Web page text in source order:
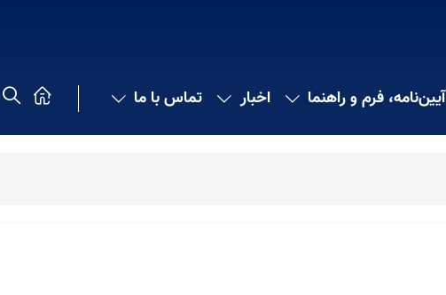
آیین‌نامه، فرم و راهنما اخبار تماس با ما